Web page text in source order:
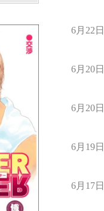
6月22日
6月20日
6月20日
6月19日
6月17日